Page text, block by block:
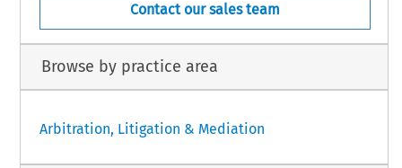
Contact our sales team
Browse by practice area
Arbitration, Litigation & Mediation